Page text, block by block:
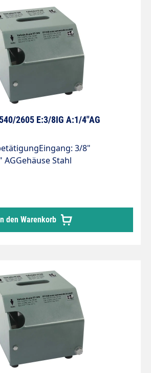
2605 E:3/8IG A:1/4"AG
3/8"
AGGehäuse Stahl
HD-Pistole ST-2605mit
350 bar / 45 l/min / 150°C
den Warenkorb